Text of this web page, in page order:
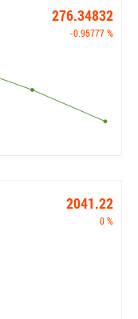
276.34832
-0.95777 %
2041.22
0 %